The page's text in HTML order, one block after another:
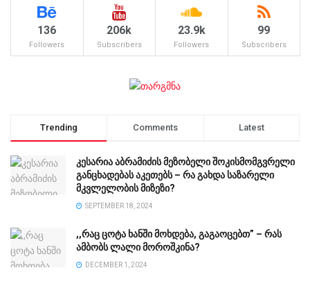
136
Followers
206k
Subscribers
23.9k
Followers
99
Subscribers
Trending Comments Latest
კესარია აბრამიძის მეზობელი შოკისმომგვრელი
განცხადებას აკეთებს – რა გახდა საზარელი
მკვლელობის მიზეზი?
SEPTEMBER 18, 2024
,,რაც ცოტა ხანში მოხდება, გაგაოცებთ” – რას
ამბობს ლალი მოროშკინა?
DECEMBER 1, 2024